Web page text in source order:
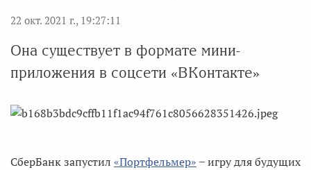
22 окт. 2021 г., 19:27:11
Она существует в формате мини-
приложения в соцсети «ВКонтакте»
СберБанк запустил «Портфельмер» ̶ игру для будущих